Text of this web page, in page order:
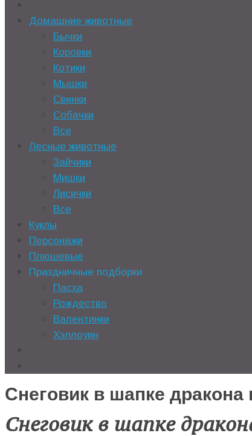
Домашние животные
Бычки
Коровки
Котики
Мышки
Свинки
Собачки
Все
Лесные животные
Зайчики
Мишки
Лисички
Все
Куклы
Персонажи
Плюшевые
Праздничные подборки
Пасха
Рождество
Валентинки
Хэллоуин
Снеговик в шапке
Снеговик в шапке